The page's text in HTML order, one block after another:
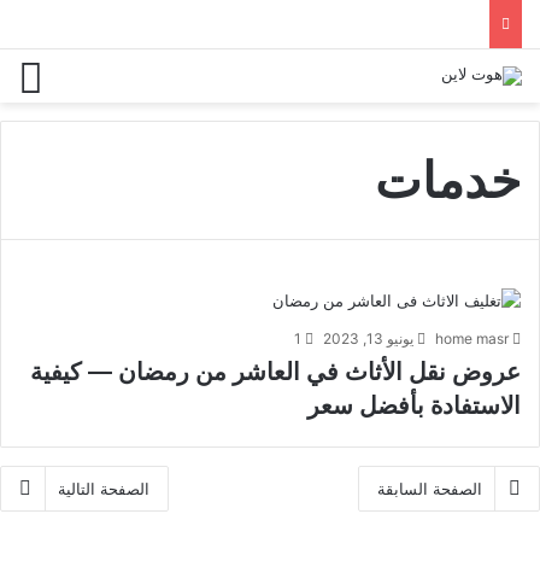
خدمات
home masr يونيو 13, 2023 1
عروض نقل الأثاث في العاشر من رمضان — كيفية
الاستفادة بأفضل سعر
الصفحة السابقة الصفحة التالية